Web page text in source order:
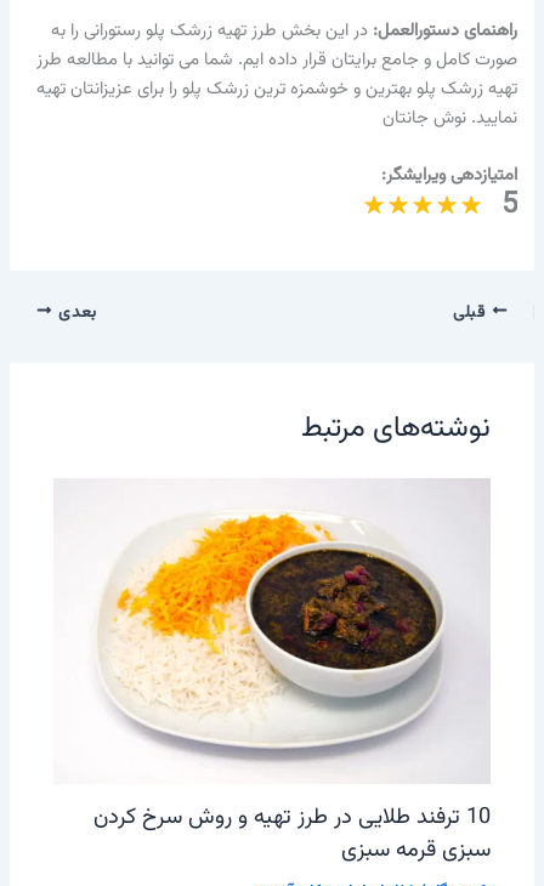
راهنمای دستورالعمل:در این بخش طرز تهیه زرشک پلو رستورانی را به
صورت کامل و جامع برایتان قرار داده ایم. شما می توانید با مطالعه طرز
تهیه زرشک پلو بهترین و خوشمزه ترین زرشک پلو را برای عزیزانتان تهیه
نمایید. نوش جانتان
امتیازدهی ویرایشگر:
5
قبلی بعدی
نوشته‌های مرتبط
10 ترفند طلایی در طرز تهیه و روش سرخ کردن
سبزی قرمه سبزی